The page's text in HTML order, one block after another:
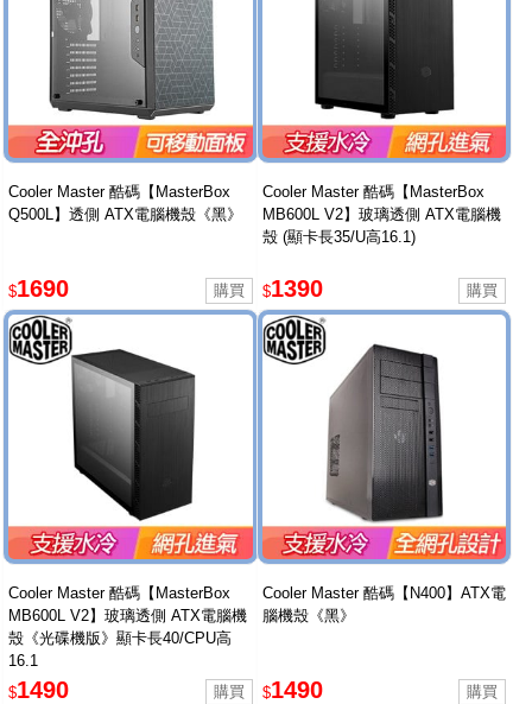
Cooler Master 酷碼【MasterBox
Q500L】透側 ATX電腦機殼《黑》
$1690
Cooler Master 酷碼【MasterBox
MB600L V2】玻璃透側 ATX電腦機
殼 (顯卡長35/U高16.1)
$1390
Cooler Master 酷碼【MasterBox
MB600L V2】玻璃透側 ATX電腦機
殼《光碟機版》顯卡長40/CPU高
16.1
$1490
Cooler Master 酷碼【N400】ATX電
腦機殼《黑》
$1490